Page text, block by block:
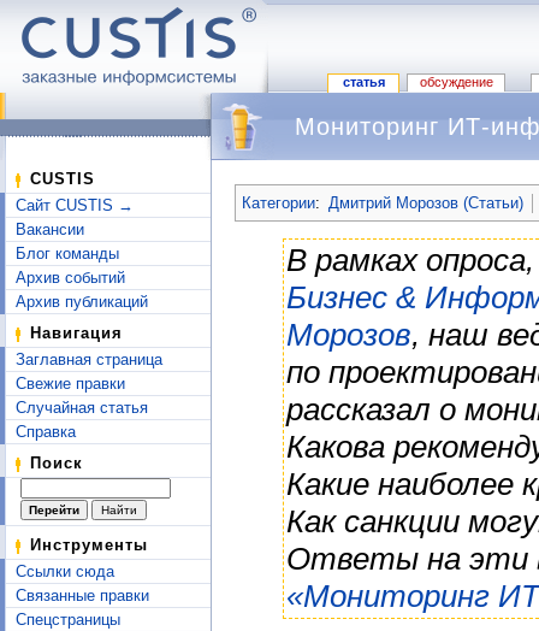
статья обсуждение
CUSTIS
Сайт CUSTIS →
Вакансии
Блог команды
Архив событий
Архив публикаций
Навигация
Заглавная страница
Свежие правки
Случайная статья
Справка
Поиск
Инструменты
Ссылки сюда
Связанные правки
Спецстраницы
Мониторинг ИТ-
Категории: Дмитрий Морозов (Статьи)
В рамках
Бизнес &
Морозов, наш
по
рассказал о
Какова
Какие наиболее
Как санкции
Ответы на эти
«Мониторинг